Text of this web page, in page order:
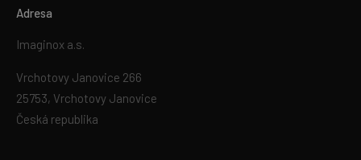
Adresa
Imaginox a.s.
Vrchotovy Janovice 266
25753, Vrchotovy Janovice
Česká republika